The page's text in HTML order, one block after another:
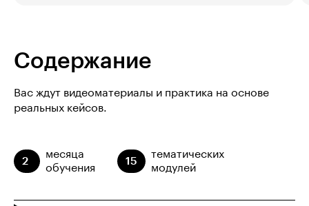
Содержание
Вас ждут видеоматериалы и практика на основе
реальных кейсов.
2
месяца
обучения
15
тематических
модулей